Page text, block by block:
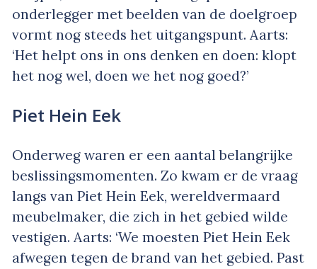
onderlegger met beelden van de doelgroep
vormt nog steeds het uitgangspunt. Aarts:
‘Het helpt ons in ons denken en doen: klopt
het nog wel, doen we het nog goed?’
Piet Hein Eek
Onderweg waren er een aantal belangrijke
beslissingsmomenten. Zo kwam er de vraag
langs van Piet Hein Eek, wereldvermaard
meubelmaker, die zich in het gebied wilde
vestigen. Aarts: ‘We moesten Piet Hein Eek
afwegen tegen debrand van het gebied. Past